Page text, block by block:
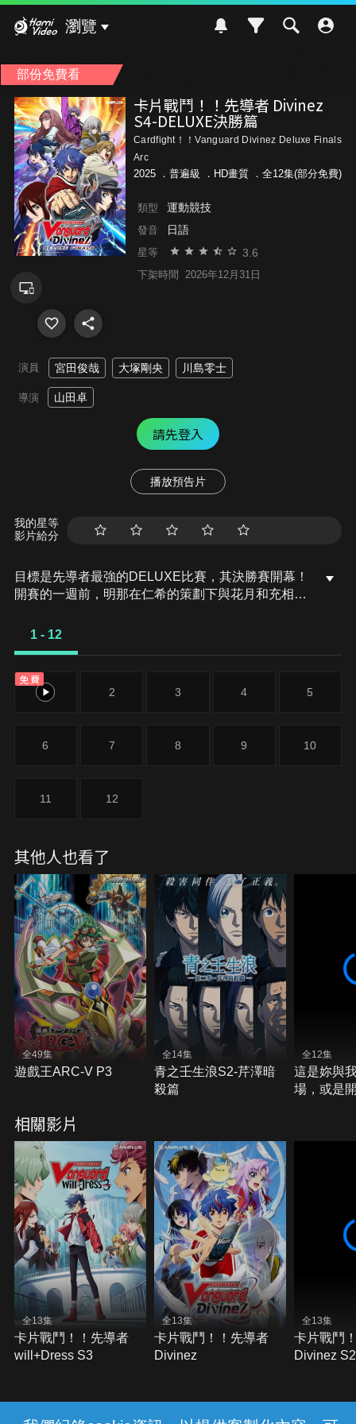
瀏覽
部份免費看
卡片戰鬥！！先導者 Divinez
S4-DELUXE決勝篇
Cardfight！！Vanguard Divinez Deluxe Finals
Arc
2025 ． 普遍級 ．HD畫質 ．全12集(部分免費)
類型 運動競技
發音 日語
星等 3.6
下架時間 2026年12月31日
演員 宮田俊哉 大塚剛央 川島零士
導演 山田卓
請先登入
播放預告片
我的星等
影片給分
目標是先導者最強的DELUXE比賽，其決勝賽開幕！
開賽的一週前，明那在仁希的策劃下與花月和充相遇
即將迎來的正賽，其對戰的分組是？奪得寶座的是？
1 - 12
免費
1 2 3 4 5
6 7 8 9 10
11 12
其他人也看了
全49集
遊戲王ARC-V P3
全14集
青之壬生浪S2-芹澤暗
殺篇
全12集
這是妳與
場，或是
相關影片
全13集
卡片戰鬥！！先導者
will+Dress S3
全13集
卡片戰鬥！！先導者
Divinez
全13集
卡片戰鬥
Divinez S2